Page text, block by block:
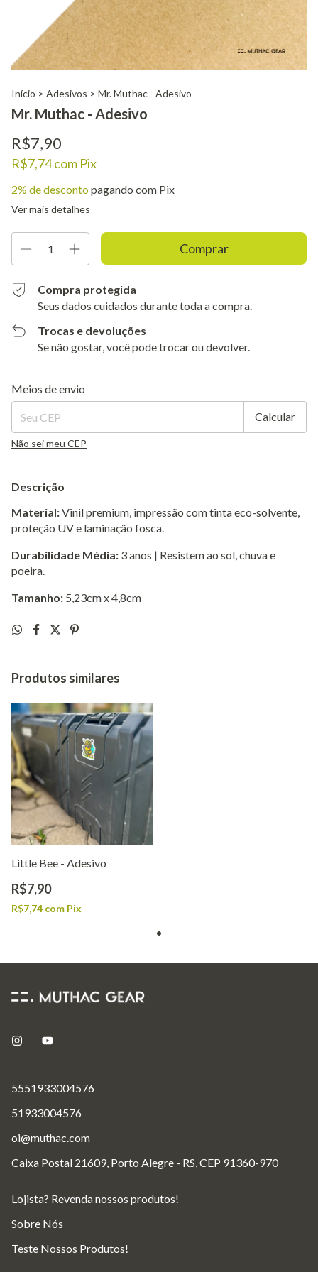
Início > Adesivos > Mr. Muthac - Adesivo
Mr. Muthac - Adesivo
R$7,90
R$7,74com Pix
2% de desconto pagando com Pix
Ver mais detalhes
Compra protegida
Seus dados cuidados durante toda a compra.
Trocas e devoluções
Se não gostar, você pode trocar ou devolver.
Entregas para o CEP:
Meios de envio
Calcular
Não sei meu CEP
Descrição
Material:Vinil premium, impressão com tinta eco-solvente,
proteção UV e laminação fosca.
Durabilidade Média: 3 anos | Resistem ao sol, chuva e
poeira.
Tamanho: 5,23cm x 4,8cm
Produtos similares
Little Bee - Adesivo
R$7,90
R$7,74 com Pix
5551933004576
51933004576
oi@muthac.com
Caixa Postal 21609, Porto Alegre - RS, CEP 91360-970
Lojista? Revenda nossos produtos!
Sobre Nós
Teste Nossos Produtos!